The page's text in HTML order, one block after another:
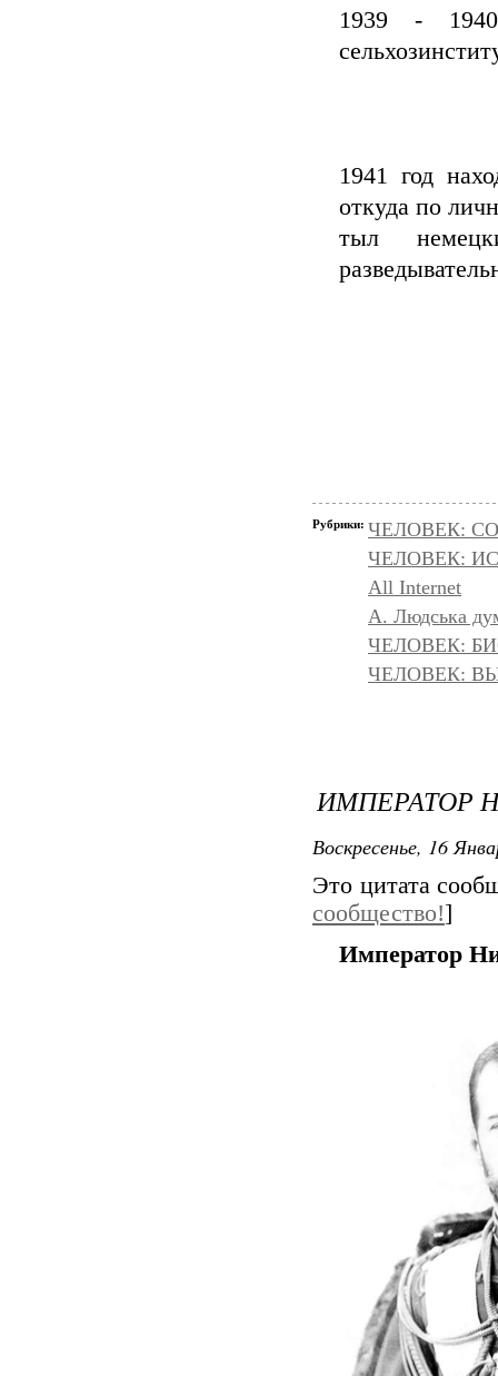
1939 -
1941 год
откуда по
тыл
Рубрики: ЧЕЛОВЕК:
ЧЕЛОВЕК:
All Internet
A. Людська
ЧЕЛОВЕК:
ЧЕЛОВЕК:
ИМПЕРАТОР
Воскресенье, 16
Это цитата
сообщество!]
Император